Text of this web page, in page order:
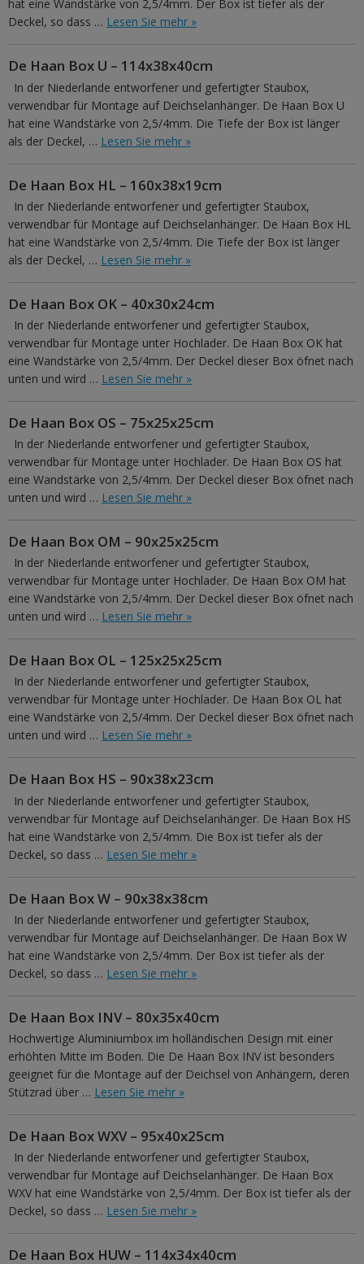
hat eine Wandstärke von 2,5/4mm. Der Box ist tiefer als der
Deckel, so dass … Lesen Sie mehr »
De Haan Box U – 114x38x40cm
In der Niederlande entworfener und gefertigter Staubox,
verwendbar für Montage auf Deichselanhänger. De Haan Box U
hat eine Wandstärke von 2,5/4mm. Die Tiefe der Box ist länger
als der Deckel, … Lesen Sie mehr »
De Haan Box HL – 160x38x19cm
In der Niederlande entworfener und gefertigter Staubox,
verwendbar für Montage auf Deichselanhänger. De Haan Box HL
hat eine Wandstärke von 2,5/4mm. Die Tiefe der Box ist länger
als der Deckel, … Lesen Sie mehr »
De Haan Box OK – 40x30x24cm
In der Niederlande entworfener und gefertigter Staubox,
verwendbar für Montage unter Hochlader. De Haan Box OK hat
eine Wandstärke von 2,5/4mm. Der Deckel dieser Box öfnet nach
unten und wird … Lesen Sie mehr »
De Haan Box OS – 75x25x25cm
In der Niederlande entworfener und gefertigter Staubox,
verwendbar für Montage unter Hochlader. De Haan Box OS hat
eine Wandstärke von 2,5/4mm. Der Deckel dieser Box öfnet nach
unten und wird … Lesen Sie mehr »
De Haan Box OM – 90x25x25cm
In der Niederlande entworfener und gefertigter Staubox,
verwendbar für Montage unter Hochlader. De Haan Box OM hat
eine Wandstärke von 2,5/4mm. Der Deckel dieser Box öfnet nach
unten und wird … Lesen Sie mehr »
De Haan Box OL – 125x25x25cm
In der Niederlande entworfener und gefertigter Staubox,
verwendbar für Montage unter Hochlader. De Haan Box OL hat
eine Wandstärke von 2,5/4mm. Der Deckel dieser Box öfnet nach
unten und wird … Lesen Sie mehr »
De Haan Box HS – 90x38x23cm
In der Niederlande entworfener und gefertigter Staubox,
verwendbar für Montage auf Deichselanhänger. De Haan Box HS
hat eine Wandstärke von 2,5/4mm. Die Box ist tiefer als der
Deckel, so dass … Lesen Sie mehr »
De Haan Box W – 90x38x38cm
In der Niederlande entworfener und gefertigter Staubox,
verwendbar für Montage auf Deichselanhänger. De Haan Box W
hat eine Wandstärke von 2,5/4mm. Der Box ist tiefer als der
Deckel, so dass … Lesen Sie mehr »
De Haan Box INV – 80x35x40cm
Hochwertige Aluminiumbox im holländischen Design mit einer
erhöhten Mitte im Boden. Die De Haan Box INV ist besonders
geeignet für die Montage auf der Deichsel von Anhängern, deren
Stützrad über … Lesen Sie mehr »
De Haan Box WXV – 95x40x25cm
In der Niederlande entworfener und gefertigter Staubox,
verwendbar für Montage auf Deichselanhänger. De Haan Box
WXV hat eine Wandstärke von 2,5/4mm. Der Box ist tiefer als der
Deckel, so dass … Lesen Sie mehr »
De Haan Box HUW – 114x34x40cm